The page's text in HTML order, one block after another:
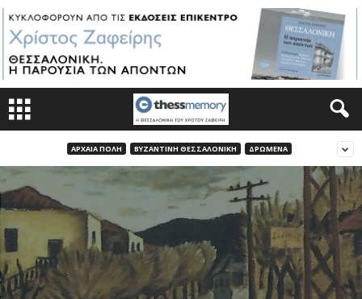
ΑΡΧΑΙΑ ΠΟΛΗ ΒΥΖΑΝΤΙΝΗ ΘΕΣΣΑΛΟΝΙΚΗ ΔΡΩΜΕΝΑ